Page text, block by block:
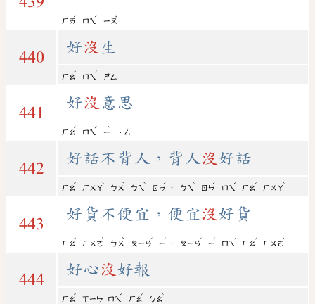
ㄏㄞ
ˊ
ㄇㄟ
ˊ
ㄧㄡ
ˇ
440
好沒 生
ㄏㄠ
ˇ
ㄇㄟ
ˊ
ㄕㄥ
441
好沒 意思
ㄏㄠ
ˇ
ㄇㄟ
ˊ
ㄧ
ˋ
˙ㄙ
442
好話不背人，背人沒 好話
ㄏㄠ
ˇ
ㄏㄨㄚ
ˋ
ㄅㄨ
ˋ
ㄅㄟ
ˋ
ㄖㄣ
ˊ
， ㄅㄟ
ˋ
ㄖㄣ
ˊ
ㄇㄟ
ˊ
ㄏㄠ
ˇ
ㄏㄨㄚ
ˋ
443
好貨不便宜，便宜沒 好貨
ㄏㄠ
ˇ
ㄏㄨㄛ
ˋ
ㄅㄨ
ˋ
ㄆㄧㄢ
ˊ
ㄧ
ˊ
， ㄆㄧㄢ
ˊ
ㄧ
ˊ
ㄇㄟ
ˊ
ㄏㄠ
ˇ
ㄏㄨㄛ
ˋ
444
好心沒 好報
ㄏㄠ
ˇ
ㄒㄧㄣ ㄇㄟ
ˊ
ㄏㄠ
ˇ
ㄅㄠ
ˋ